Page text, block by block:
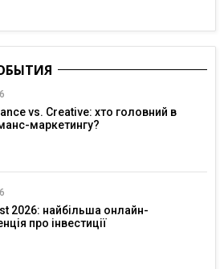
vs. Creative: хто головний в
маркетингу?
2026: найбільша онлайн-
про інвестиції